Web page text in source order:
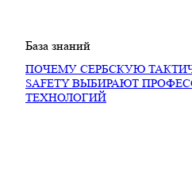
База знаний
ПОЧЕМУ СЕРБСКУЮ
SAFETY ВЫБИРАЮТ
ТЕХНОЛОГИЙ